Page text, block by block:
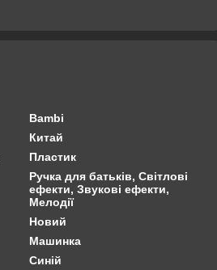
Bambi
Китай
Пластик
Ручка для батьків, Світлові
ефекти, Звукові ефекти,
Мелодії
Новий
Машинка
Синій